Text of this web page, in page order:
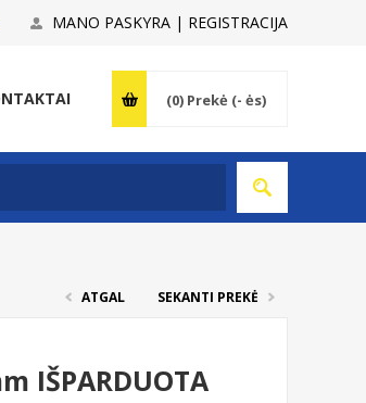
MANO PASKYRA | REGISTRACIJA
(0) Prekė (- ės)
ATGAL SEKANTI PREKĖ
IŠPARDUOTA